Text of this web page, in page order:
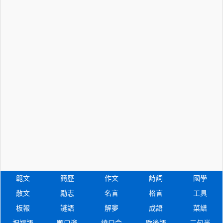
範文 簡歷 作文 詩詞
國學
散文
勵志 名言 格言
工具
板報
謎語 解夢 成語
菜譜